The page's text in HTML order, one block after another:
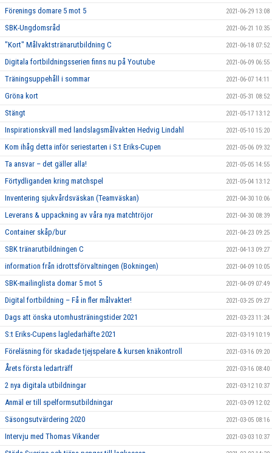
Förenings domare 5 mot 5 2021-06-29 13:08
SBK-Ungdomsråd 2021-06-21 10:35
"Kort" Målvaktstränarutbildning C 2021-06-18 07:52
Digitala fortbildningsserien finns nu på Youtube 2021-06-09 06:55
Träningsuppehåll i sommar 2021-06-07 14:11
Gröna kort 2021-05-31 08:52
Stängt 2021-05-17 13:12
Inspirationskväll med landslagsmålvakten Hedvig Lindahl 2021-05-10 15:20
Kom ihåg detta inför seriestarten i S:t Eriks-Cupen 2021-05-06 09:32
Ta ansvar – det gäller alla! 2021-05-05 14:55
Förtydliganden kring matchspel 2021-05-04 13:12
Inventering sjukvårdsväskan (Teamväskan) 2021-04-30 10:06
Leverans & uppackning av våra nya matchtröjor 2021-04-30 08:39
Container skåp/bur 2021-04-23 09:25
SBK tränarutbildningen C 2021-04-13 09:27
information från idrottsförvaltningen (Bokningen) 2021-04-09 10:05
SBK-mailinglista domar 5 mot 5 2021-04-09 07:49
Digital fortbildning – Få in fler målvakter! 2021-03-25 09:27
Dags att önska utomhusträningstider 2021 2021-03-23 11:24
S:t Eriks-Cupens lagledarhäfte 2021 2021-03-19 10:19
Föreläsning för skadade tjejspelare & kursen knäkontroll 2021-03-16 09:20
Årets första ledarträff 2021-03-16 08:40
2 nya digitala utbildningar 2021-03-12 10:37
Anmäl er till spelformsutbildningar 2021-03-09 12:02
Säsongsutvärdering 2020 2021-03-05 08:16
Intervju med Thomas Vikander 2021-03-03 10:37